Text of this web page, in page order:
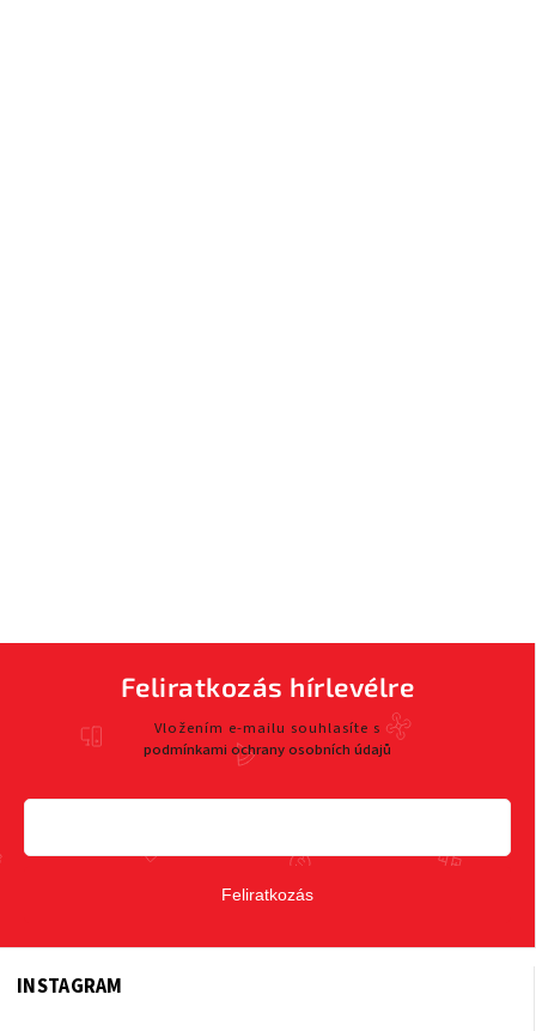
Feliratkozás hírlevélre
Vložením e-mailu souhlasíte s
podmínkami ochrany osobních údajů
Feliratkozás
INSTAGRAM